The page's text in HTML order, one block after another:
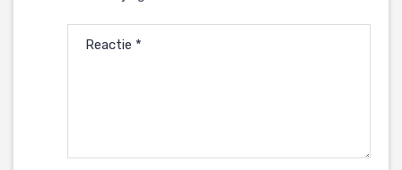
Reactie *